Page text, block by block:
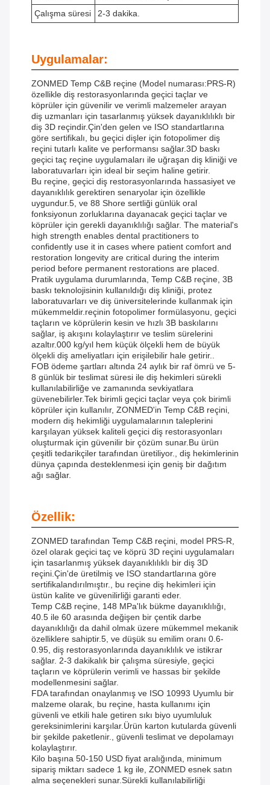
Çalışma süresi
2-3 dakika.
Uygulamalar:
ZONMED Temp C&B reçine (Model numarası:PRS-R)
özellikle diş restorasyonlarında geçici taçlar ve
köprüler için güvenilir ve verimli malzemeler arayan
diş uzmanları için tasarlanmış yüksek dayanıklılıklı bir
diş 3D reçindir.Çin'den gelen ve ISO standartlarına
göre sertifikalı, bu geçici dişler için fotopolimer diş
reçini tutarlı kalite ve performansı sağlar.3D baskı
geçici taç reçine uygulamaları ile uğraşan diş kliniği ve
laboratuvarları için ideal bir seçim haline getirir.
Bu reçine, geçici diş restorasyonlarında hassasiyet ve
dayanıklılık gerektiren senaryolar için özellikle
uygundur.5, ve 88 Shore sertliği günlük oral
fonksiyonun zorluklarına dayanacak geçici taçlar ve
köprüler için gerekli dayanıklılığı sağlar. The material's
high strength enables dental practitioners to
confidently use it in cases where patient comfort and
restoration longevity are critical during the interim
period before permanent restorations are placed.
Pratik uygulama durumlarında, Temp C&B reçine, 3B
baskı teknolojisinin kullanıldığı diş kliniği, protez
laboratuvarları ve diş üniversitelerinde kullanmak için
mükemmeldir.reçinin fotopolimer formülasyonu, geçici
taçların ve köprülerin kesin ve hızlı 3B baskılarını
sağlar, iş akışını kolaylaştırır ve teslim sürelerini
azaltır.000 kg/yıl hem küçük ölçekli hem de büyük
ölçekli diş ameliyatları için erişilebilir hale getirir..
FOB ödeme şartları altında 24 aylık bir raf ömrü ve 5-
8 günlük bir teslimat süresi ile diş hekimleri sürekli
kullanılabilirliğe ve zamanında sevkiyatlara
güvenebilirler.Tek birimli geçici taçlar veya çok birimli
köprüler için kullanılır, ZONMED'in Temp C&B reçini,
modern diş hekimliği uygulamalarının taleplerini
karşılayan yüksek kaliteli geçici diş restorasyonları
oluşturmak için güvenilir bir çözüm sunar.Bu ürün
çeşitli tedarikçiler tarafından üretiliyor., diş hekimlerinin
dünya çapında desteklenmesi için geniş bir dağıtım
ağı sağlar.
Özellik:
ZONMED tarafından Temp C&B reçini, model PRS-R,
özel olarak geçici taç ve köprü 3D reçini uygulamaları
için tasarlanmış yüksek dayanıklılıklı bir diş 3D
reçini.Çin'de üretilmiş ve ISO standartlarına göre
sertifikalandırılmıştır., bu reçine diş hekimleri için
üstün kalite ve güvenilirliği garanti eder.
Temp C&B reçine, 148 MPa'lık bükme dayanıklılığı,
40.5 ile 60 arasında değişen bir çentik darbe
dayanıklılığı da dahil olmak üzere mükemmel mekanik
özelliklere sahiptir.5, ve düşük su emilim oranı 0.6-
0.95, diş restorasyonlarında dayanıklılık ve istikrar
sağlar. 2-3 dakikalık bir çalışma süresiyle, geçici
taçların ve köprülerin verimli ve hassas bir şekilde
modellenmesini sağlar.
FDA tarafından onaylanmış ve ISO 10993 Uyumlu bir
malzeme olarak, bu reçine, hasta kullanımı için
güvenli ve etkili hale getiren sıkı biyo uyumluluk
gereksinimlerini karşılar.Ürün karton kutularda güvenli
bir şekilde paketlenir., güvenli teslimat ve depolamayı
kolaylaştırır.
Kilo başına 50-150 USD fiyat aralığında, minimum
sipariş miktarı sadece 1 kg ile, ZONMED esnek satın
alma seçenekleri sunar.Sürekli kullanılabilirliği